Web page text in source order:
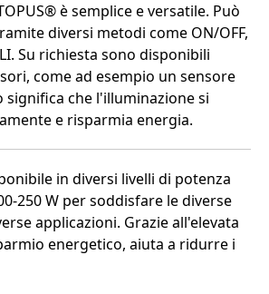
è semplice e versatile. Può
diversi metodi come ON/OFF,
Su richiesta sono disponibili
come ad esempio un sensore
significa che l'illuminazione si
e risparmia energia.
in diversi livelli di potenza
250 W per soddisfare le diverse
applicazioni. Grazie all'elevata
energetico, aiuta a ridurre i